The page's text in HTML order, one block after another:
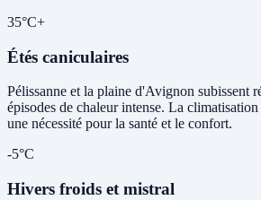
35°C+
Étés caniculaires
Pélissanne et la plaine d'Avignon subissent
épisodes de chaleur intense. La
une nécessité pour la santé et le confort.
-5°C
Hivers froids et mistral